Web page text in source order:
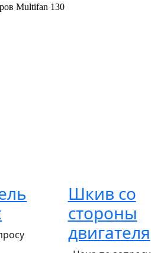
Multifan 130
Шкив со
стороны
двигателя